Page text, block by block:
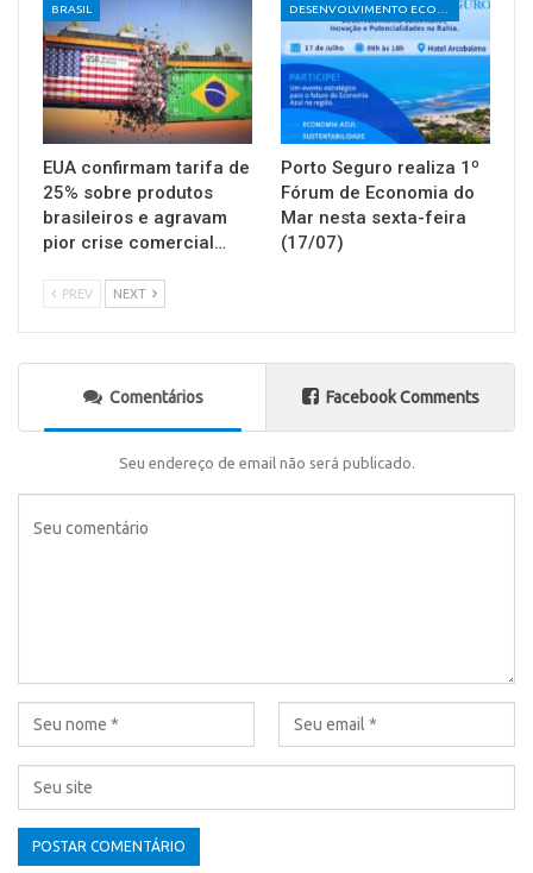
BRASIL
EUA confirmam tarifa de
25% sobre produtos
brasileiros e agravam
pior crise comercial…
Porto Seguro realiza 1º
Fórum de Economia do
Mar nesta sexta-feira
(17/07)
PREV NEXT
Comentários Facebook Comments
Seu endereço de email não será publicado.